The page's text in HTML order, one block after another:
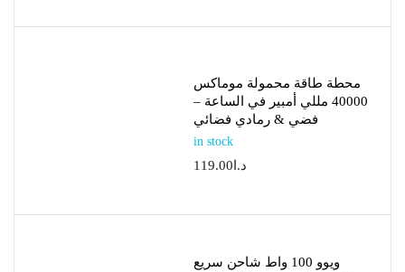
محطة طاقة محمولة موماكس
40000 مللي أمبير في الساعة –
فضي & رمادي فضائي
in stock
د.ا 119.00
ويوو 100 واط شاحن سريع